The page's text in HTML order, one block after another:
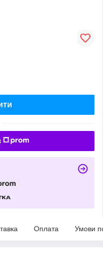
Оплата Умови